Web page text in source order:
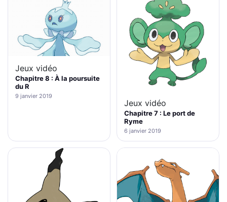
Jeux vidéo
Chapitre 8 : À la poursuite
du R
9 janvier 2019
Jeux vidéo
Chapitre 7 : Le port de
Ryme
6 janvier 2019